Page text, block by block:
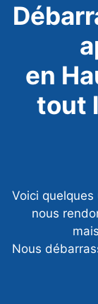
en
tout
Voici
nous
Nous